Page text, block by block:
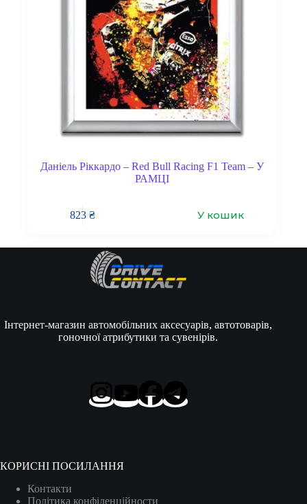
Даніель Ріккардо – Red Bull Racing F1 Team – У
РАМЦІ
823₴ У кошик
Інтернет-магазин автомобільних аксесуарів, автотоварів,
гоночної атрибутики та сувенірів.
КОРИСНІ ПОСИЛАННЯ
Контакти
Політика конфіденційности